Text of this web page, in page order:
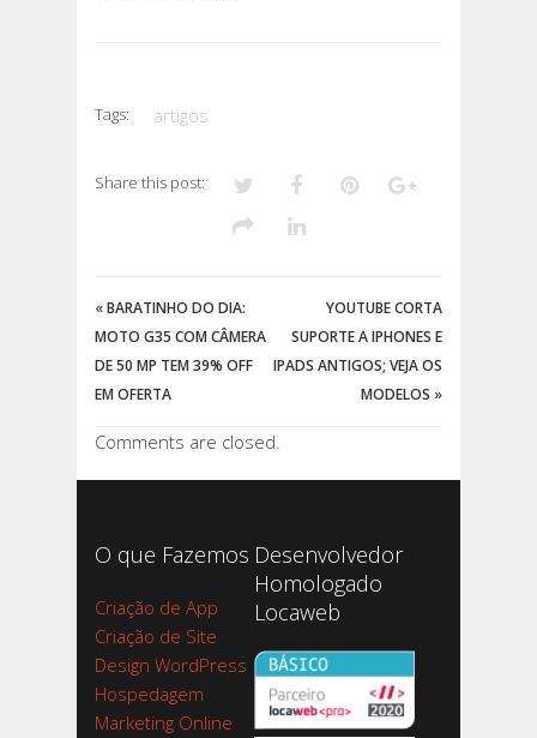
Tags: artigos
Share this post:
«BARATINHO DO DIA:
MOTO G35 COM CÂMERA
DE 50 MP TEM 39% OFF
EM OFERTA
YOUTUBE CORTA
SUPORTE A IPHONES E
IPADS ANTIGOS; VEJA OS
MODELOS »
Comments are closed.
O que Fazemos
Criação de App
Criação de Site
Design WordPress
Hospedagem
Marketing Online
Desenvolvedor
Homologado
Locaweb